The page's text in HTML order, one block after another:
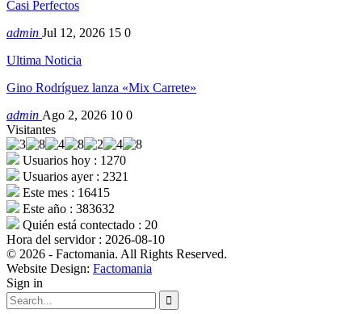
Casi Perfectos
admin Jul 12, 2026 15 0
Ultima Noticia
Gino Rodríguez lanza «Mix Carrete»
admin Ago 2, 2026 10 0
Visitantes
Usuarios hoy : 1270
Usuarios ayer : 2321
Este mes : 16415
Este año : 383632
Quién está contectado : 20
Hora del servidor : 2026-08-10
© 2026 - Factomania. All Rights Reserved.
Website Design: Factomania
Sign in